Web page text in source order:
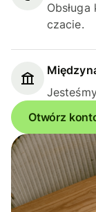
czacie.
Otwórz